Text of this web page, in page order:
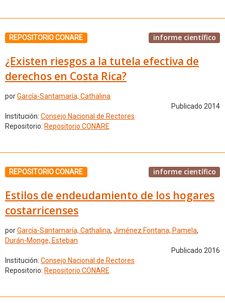
REPOSITORIO CONARE informe científico
¿Existen riesgos a la tutela efectiva de
derechos en Costa Rica?
porGarcía-Santamaría, Cathalina
Publicado 2014
Institución: Consejo Nacional de Rectores
Repositorio: Repositorio CONARE
REPOSITORIO CONARE informe científico
Estilos de endeudamiento de los hogares
costarricenses
porGarcía-Santamaría, Cathalina, Jiménez Fontana, Pamela,
Durán-Monge, Esteban
Publicado 2016
Institución: Consejo Nacional de Rectores
Repositorio: Repositorio CONARE